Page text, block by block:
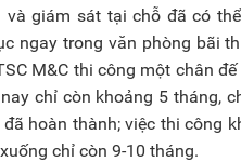
và giám sát tại chỗ đã có
ngay trong văn phòng bãi
M&C thi công một chân
chỉ còn khoảng 5 tháng,
hoàn thành; việc thi công
chỉ còn 9-10 tháng.